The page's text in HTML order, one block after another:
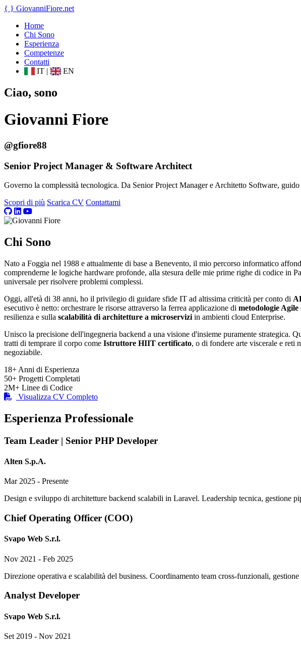
{ } GiovanniFiore.net
Home
Chi Sono
Esperienza
Competenze
Contatti
IT | EN
Ciao, sono
Giovanni Fiore
@gfiore88
Senior Project Manager & Software Architect
Governo la complessità tecnologica. Da Senior Project Manager e Architetto Software,
Scopri di più Scarica CV Contattami
Chi Sono
Nato a Foggia nel 1988 e attualmente di base a Benevento, il mio percorso informatico
comprenderne le logiche hardware profonde, alla stesura delle mie prime righe di codice in
universale per risolvere problemi complessi.
Oggi, all'età di 38 anni, ho il privilegio di guidare sfide IT ad altissima criticità per conto di
esecutivo è netto: orchestrare le risorse attraverso la ferrea applicazione di metodologie
resilienza e sulla scalabilità di architetture a microservizi in ambienti cloud Enterprise.
Unisco la precisione dell'ingegneria backend a una visione d'insieme puramente strategica.
tratti di temprare il corpo come Istruttore HIIT certificato, o di fondere arte viscerale e reti
negoziabile.
18+ Anni di Esperienza
50+ Progetti Completati
2M+ Linee di Codice
Visualizza CV Completo
Esperienza Professionale
Team Leader | Senior PHP Developer
Alten S.p.A.
Mar 2025 - Presente
Design e sviluppo di architetture backend scalabili in Laravel. Leadership tecnica, gestione
Chief Operating Officer (COO)
Svapo Web S.r.l.
Nov 2021 - Feb 2025
Direzione operativa e scalabilità del business. Coordinamento team cross-funzionali,
Analyst Developer
Svapo Web S.r.l.
Set 2019 - Nov 2021